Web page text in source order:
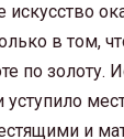
искусство
в том,
по золоту.
и